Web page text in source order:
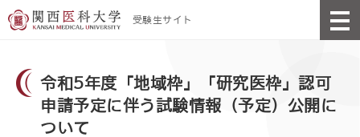
受験生サイト
令和5年度「地域枠」「研究医枠」認可
申請予定に伴う試験情報（予定）公開に
ついて